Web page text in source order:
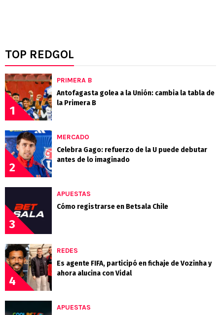
TOP REDGOL
1
PRIMERA B
Antofagasta golea a la Unión: cambia la tabla de
la Primera B
2
MERCADO
Celebra Gago: refuerzo de la U puede debutar
antes de lo imaginado
3
APUESTAS
Cómo registrarse en Betsala Chile
4
REDES
Es agente FIFA, participó en fichaje de Vozinha y
ahora alucina con Vidal
APUESTAS